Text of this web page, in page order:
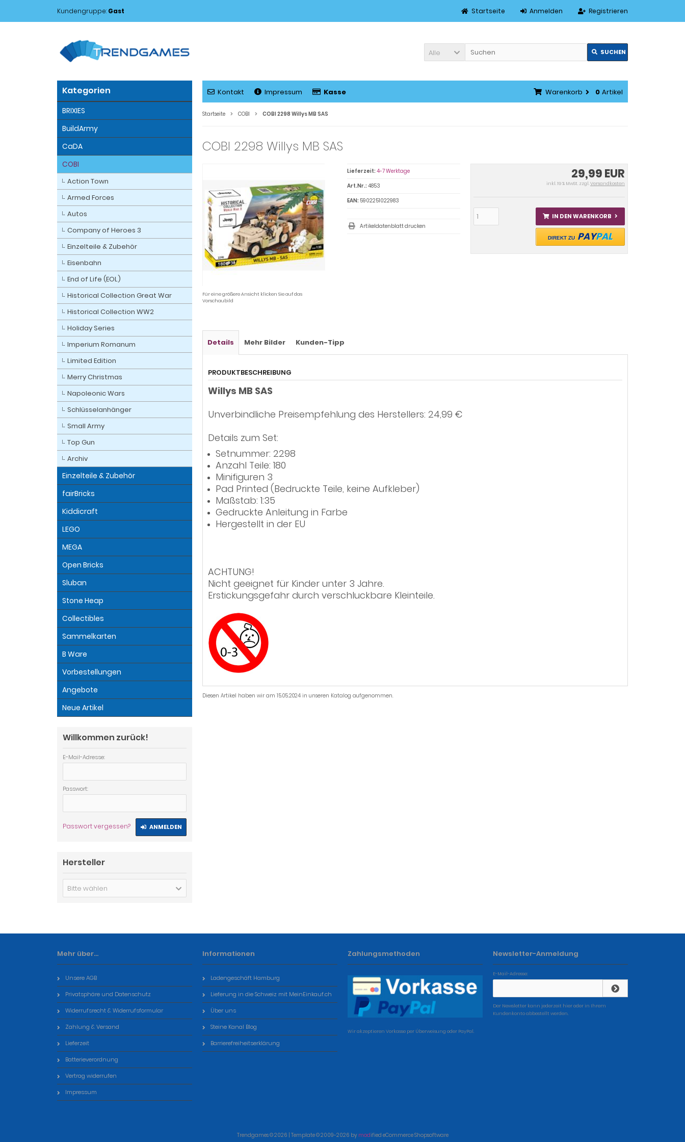
Kundengruppe: Gast Registrieren
Anmelden
Startseite
Alle SUCHEN
Kontakt Impressum Kasse Warenkorb 0 Artikel
Startseite COBI COBI 2298 Willys MB SAS
COBI 2298 Willys MB SAS
Für eine größere Ansicht klicken Sie auf das
Vorschaubild
29,99 EUR
inkl. 19 % MwSt. zzgl.Versandkosten
IN DEN WARENKORB
DIREKT ZU PAYPAL
Lieferzeit: 4-7 Werktage
Art.Nr.: 4853
EAN: 5902251022983
Artikeldatenblatt drucken
Details Mehr Bilder Kunden-Tipp
PRODUKTBESCHREIBUNG
Willys MB SAS
Unverbindliche Preisempfehlung des Herstellers: 24,99 €
Details zum Set:
Setnummer: 2298
Anzahl Teile: 180
Minifiguren 3
Pad Printed (Bedruckte Teile, keine Aufkleber)
Maßstab: 1:35
Gedruckte Anleitung in Farbe
Hergestellt in der EU
ACHTUNG!
Nicht geeignet für Kinder unter 3 Jahre.
Erstickungsgefahr durch verschluckbare Kleinteile.
Diesen Artikel haben wir am 15.05.2024 in unseren Katalog aufgenommen.
Kategorien
BRIXIES
BuildArmy
CaDA
COBI
Action Town
Armed Forces
Autos
Company of Heroes 3
Einzelteile & Zubehör
Eisenbahn
End of Life (EOL)
Historical Collection Great War
Historical Collection WW2
Holiday Series
Imperium Romanum
Limited Edition
Merry Christmas
Napoleonic Wars
Schlüsselanhänger
Small Army
Top Gun
Archiv
Einzelteile & Zubehör
fairBricks
Kiddicraft
LEGO
MEGA
Open Bricks
Sluban
Stone Heap
Collectibles
Sammelkarten
B Ware
Vorbestellungen
Angebote
Neue Artikel
Willkommen zurück!
E-Mail-Adresse:
Passwort:
Passwort vergessen? ANMELDEN
Hersteller
Bitte wählen
Mehr über...
Unsere AGB
Privatsphäre und Datenschutz
Widerrufsrecht & Widerrufsformular
Zahlung & Versand
Lieferzeit
Batterieverordnung
Vertrag widerrufen
Impressum
Informationen
Ladengeschäft Hamburg
Lieferung in die Schweiz mit MeinEinkauf.ch
Über uns
Steine Kanal Blog
Barrierefreiheitserklärung
Zahlungsmethoden
Wir akzeptieren Vorkasse per Überweisung oder PayPal.
Newsletter-Anmeldung
E-Mail-Adresse:
Der Newsletter kann jederzeit hier oder in Ihrem
Kundenkonto abbestellt werden.
Trendgames © 2026 | Template © 2009-2026 by modified eCommerce Shopsoftware